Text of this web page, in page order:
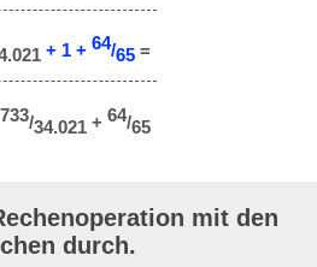
+ 1 + 64/65 =
733/34.021 + 64/65
mit den
durch.